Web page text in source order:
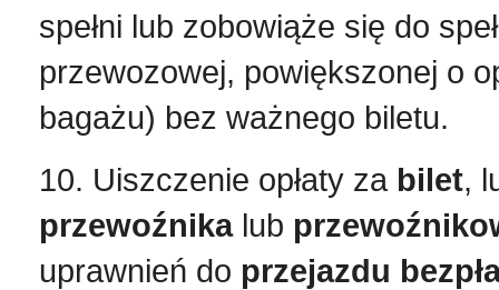
spełni lub zobowiąże się do
przewozowej, powiększonej o
bagażu) bez ważnego biletu.
10. Uiszczenie opłaty za bilet,
przewoźnikalub
uprawnień do przejazdu